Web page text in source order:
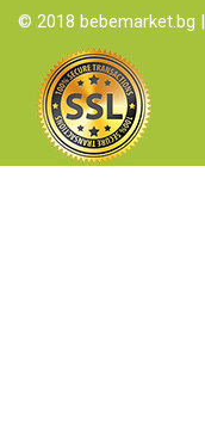
© 2018 bebemarket.bg